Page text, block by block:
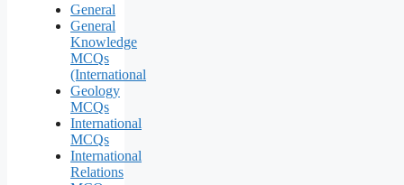
General
General
Knowledge
MCQs
(International
Geology
MCQs
International
MCQs
International
Relations